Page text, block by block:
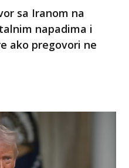
sa Iranom na
napadima i
ako pregovori ne